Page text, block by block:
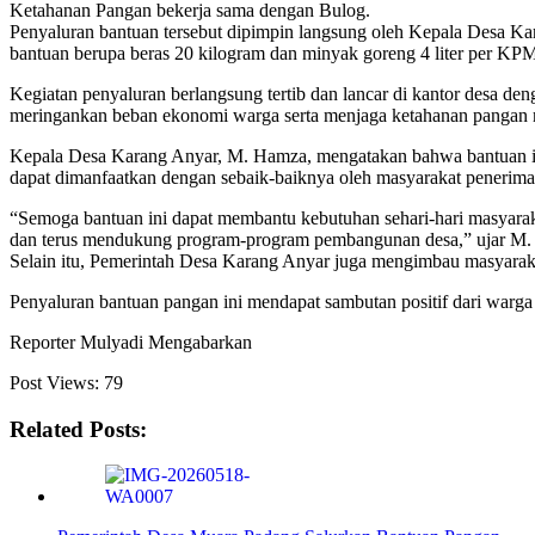
Ketahanan Pangan bekerja sama dengan Bulog.
Penyaluran bantuan tersebut dipimpin langsung oleh Kepala Desa
bantuan berupa beras 20 kilogram dan minyak goreng 4 liter per
Kegiatan penyaluran berlangsung tertib dan lancar di kantor desa
meringankan beban ekonomi warga serta menjaga ketahanan pangan
Kepala Desa Karang Anyar, M. Hamza, mengatakan bahwa
dapat dimanfaatkan dengan sebaik-baiknya oleh masyarakat
“Semoga bantuan ini dapat membantu kebutuhan sehari-hari
dan terus mendukung program-program pembangunan desa,” ujar
Selain itu, Pemerintah Desa Karang Anyar juga mengimbau
Penyaluran bantuan pangan ini mendapat sambutan positif dari
Reporter Mulyadi Mengabarkan
Post Views: 79
Related Posts: